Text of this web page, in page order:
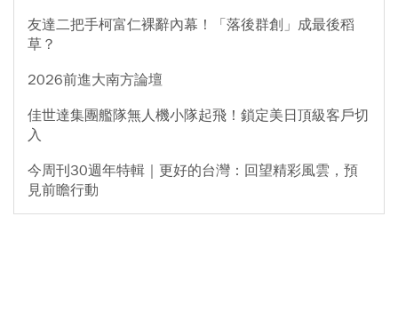
友達二把手柯富仁裸辭內幕！「落後群創」成最後稻
草？
2026前進大南方論壇
佳世達集團艦隊無人機小隊起飛！鎖定美日頂級客戶切
入
今周刊30週年特輯｜更好的台灣：回望精彩風雲，預
見前瞻行動